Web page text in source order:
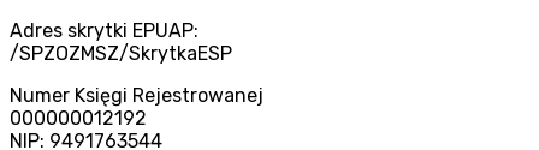
Adres skrytki EPUAP:
/SPZOZMSZ/SkrytkaESP
Numer Księgi Rejestrowanej
000000012192
NIP: 9491763544